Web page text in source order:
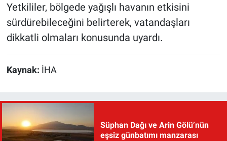
Yetkililer, bölgede yağışlı havanın etkisini
sürdürebileceğini belirterek, vatandaşları
dikkatli olmaları konusunda uyardı.
Kaynak: İHA
Süphan Dağı ve Arin Gölü’nün
eşsiz günbatımı manzarası